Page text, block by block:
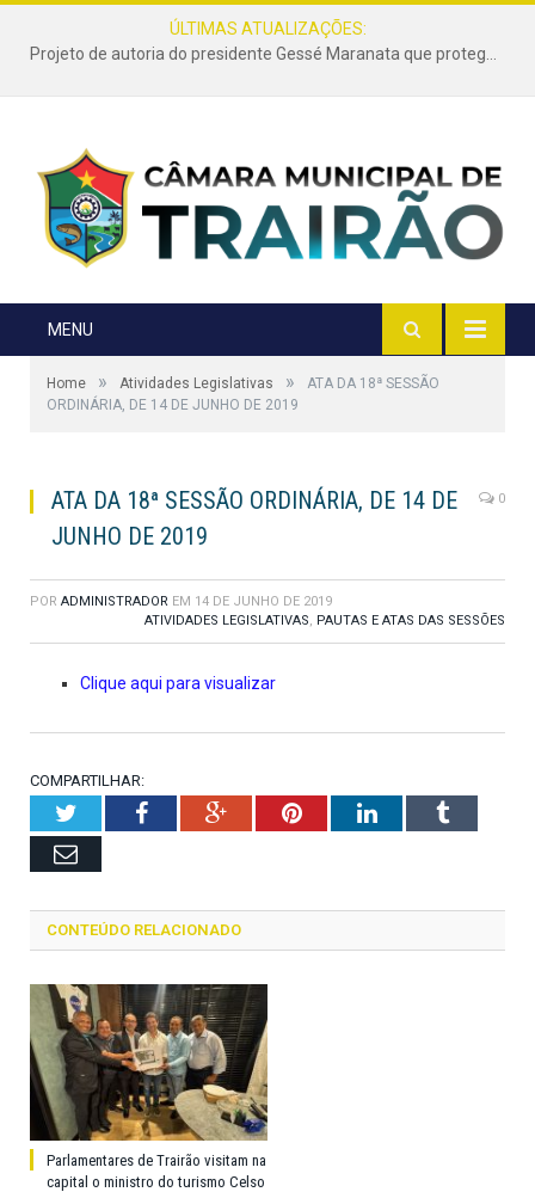
ÚLTIMAS ATUALIZAÇÕES:
Projeto de autoria do presidente Gessé Maranata que protege as estradas vicinais de Trairão é transformado em lei
MENU
Home » Atividades Legislativas »
ATA DA 18ª SESSÃO
ORDINÁRIA, DE 14 DE JUNHO DE 2019
ATA DA 18ª SESSÃO ORDINÁRIA, DE 14 DE
JUNHO DE 2019
0
POR ADMINISTRADOR EM 14 DE JUNHO DE 2019
ATIVIDADES LEGISLATIVAS, PAUTAS E ATAS DAS SESSÕES
Clique aqui para visualizar
COMPARTILHAR:
TwitterFacebookGoogle+PinterestLinkedInTumblr
Email
CONTEÚDO RELACIONADO
Parlamentares de Trairão visitam na
capital o ministro do turismo Celso